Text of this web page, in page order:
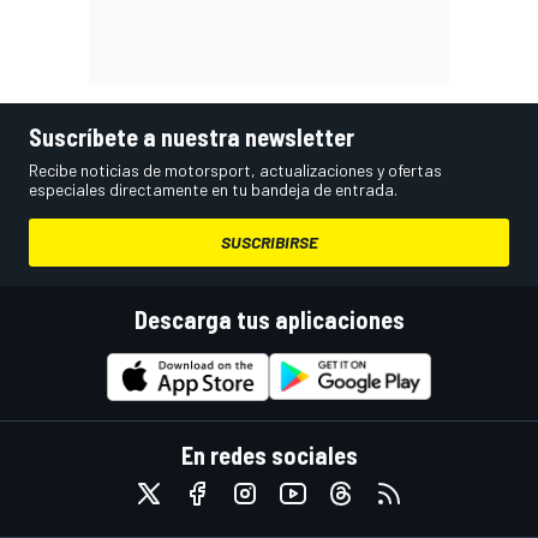
Suscríbete a nuestra newsletter
Recibe noticias de motorsport, actualizaciones y ofertas
especiales directamente en tu bandeja de entrada.
SUSCRIBIRSE
Descarga tus aplicaciones
En redes sociales